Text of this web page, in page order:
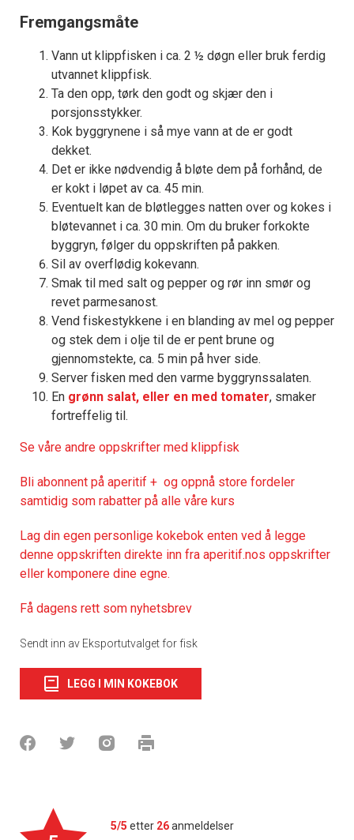
Fremgangsmåte
Vann ut klippfisken i ca. 2 ½ døgn eller bruk ferdig
utvannet klippfisk.
Ta den opp, tørk den godt og skjær den i
porsjonsstykker.
Kok byggrynene i så mye vann at de er godt
dekket.
Det er ikke nødvendig å bløte dem på forhånd, de
er kokt i løpet av ca. 45 min.
Eventuelt kan de bløtlegges natten over og kokes i
bløtevannet i ca. 30 min. Om du bruker forkokte
byggryn, følger du oppskriften på pakken.
Sil av overflødig kokevann.
Smak til med salt og pepper og rør inn smør og
revet parmesanost.
Vend fiskestykkene i en blanding av mel og pepper
og stek dem i olje til de er pent brune og
gjennomstekte, ca. 5 min på hver side.
Server fisken med den varme byggrynssalaten.
En grønn salat, eller en med tomater, smaker
fortreffelig til.
Se våre andre oppskrifter med klippfisk
Bli abonnent på aperitif + og oppnå store fordeler
samtidig som rabatter på alle våre kurs
Lag din egen personlige kokebok enten ved å legge
denne oppskriften direkte inn fra aperitif.nos oppskrifter
eller komponere dine egne.
Få dagens rett som nyhetsbrev
Sendt inn av Eksportutvalget for fisk
LEGG I MIN KOKEBOK
5/5 etter 26anmeldelser